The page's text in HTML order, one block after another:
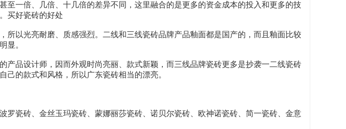
至一倍、几倍、十几倍的差异不同，这里融合的是更多的资金成本的投入和更多的技
买好瓷砖的好处
所以光亮耐磨、质感强烈。二线和三线瓷砖品牌产品釉面都是国产的，而且釉面比较
显。
产品设计师，因而外观时尚亮丽、款式新颖，而三线品牌瓷砖更多是抄袭一二线瓷砖
己的款式和风格，所以广东瓷砖相当的漂亮。
罗瓷砖、金丝玉玛瓷砖、蒙娜丽莎瓷砖、诺贝尔瓷砖、欧神诺瓷砖、简一瓷砖、金意